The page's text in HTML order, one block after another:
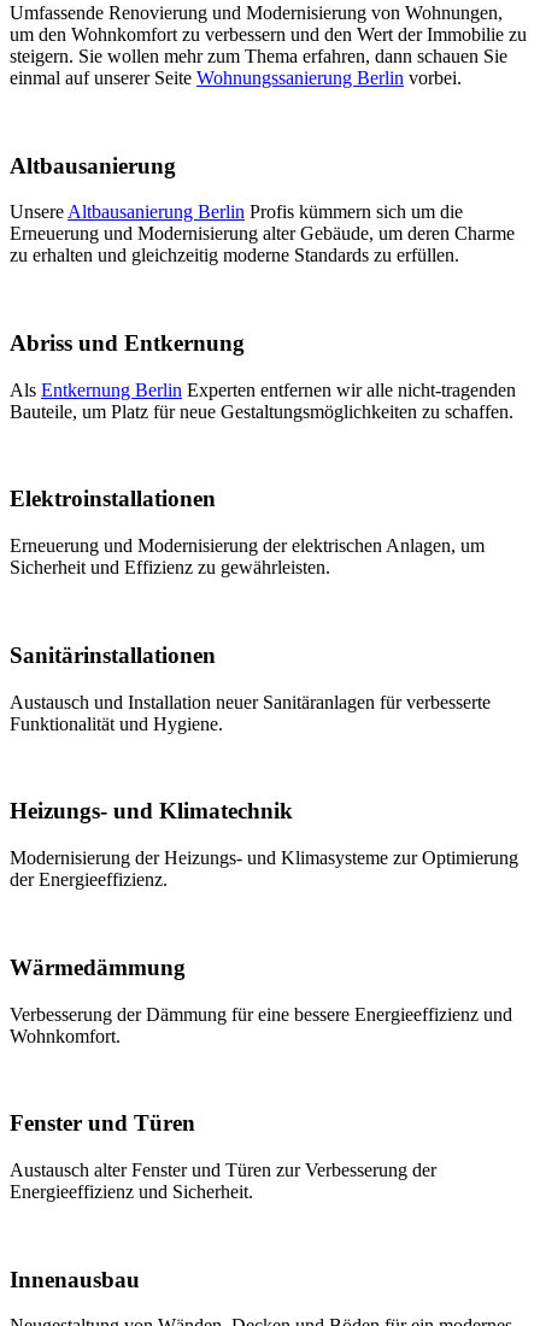
Umfassende Renovierung und Modernisierung von Wohnungen,
um den Wohnkomfort zu verbessern und den Wert der Immobilie zu
steigern. Sie wollen mehr zum Thema erfahren, dann schauen Sie
einmal auf unserer Seite Wohnungssanierung Berlin vorbei.
Altbausanierung
Unsere Altbausanierung Berlin Profis kümmern sich um die
Erneuerung und Modernisierung alter Gebäude, um deren Charme
zu erhalten und gleichzeitig moderne Standards zu erfüllen.
Abriss und Entkernung
Als Entkernung Berlin Experten entfernen wir alle nicht-tragenden
Bauteile, um Platz für neue Gestaltungsmöglichkeiten zu schaffen.
Elektroinstallationen
Erneuerung und Modernisierung der elektrischen Anlagen, um
Sicherheit und Effizienz zu gewährleisten.
Sanitärinstallationen
Austausch und Installation neuer Sanitäranlagen für verbesserte
Funktionalität und Hygiene.
Heizungs- und Klimatechnik
Modernisierung der Heizungs- und Klimasysteme zur Optimierung
der Energieeffizienz.
Wärmedämmung
Verbesserung der Dämmung für eine bessere Energieeffizienz und
Wohnkomfort.
Fenster und Türen
Austausch alter Fenster und Türen zur Verbesserung der
Energieeffizienz und Sicherheit.
Innenausbau